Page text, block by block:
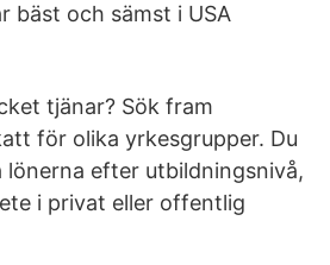
bäst och sämst i USA
tjänar? Sök fram
för olika yrkesgrupper. Du
lönerna efter utbildningsnivå,
i privat eller offentlig